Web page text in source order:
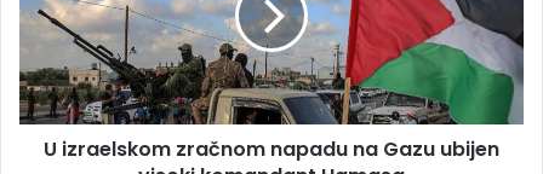
na
Gazu
ubijen
visoki
komandant
Hamasa
U izraelskom zračnom napadu na Gazu ubijen